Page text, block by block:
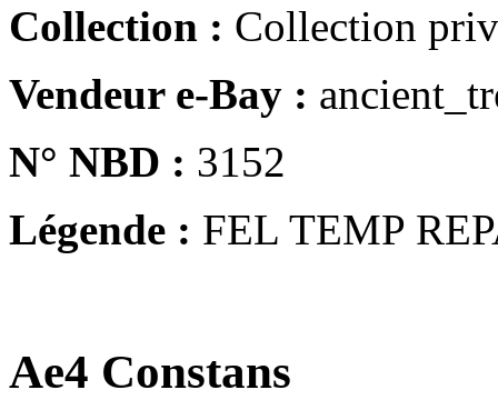
Collection : Collection
Vendeur e-Bay :
N° NBD : 3152
Légende : FEL TEMP
Ae4 Constans